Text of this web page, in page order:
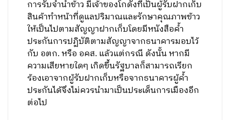
การรับจำนำข้าว มีเจ้าของโกดังที่เป็นผู้รับฝากเก็บ
สินค้าทำหน้าที่ดูแลปริมาณและรักษาคุณภาพข้าว
ให้เป็นไปตามสัญญาฝากเก็บโดยมีหนังสือค้ำ
ประกันการปฏิบัติตามสัญญาจากธนาคารมอบไว้
กับ อตก. หรือ อคส. แล้วแต่กรณี ดังนั้น หากมี
ความเสียหายใดๆ เกิดขึ้นรัฐบาลก็สามารถเรียก
ร้องเอาจากผู้รับฝากเก็บหรือจากธนาคารผู้ค้ำ
ประกันได้จึงไม่ควรนำมาเป็นประเด็นการเมืองอีก
ต่อไป